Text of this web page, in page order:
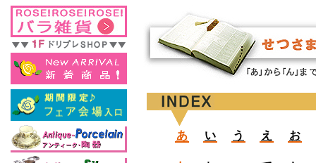
あ い う え お